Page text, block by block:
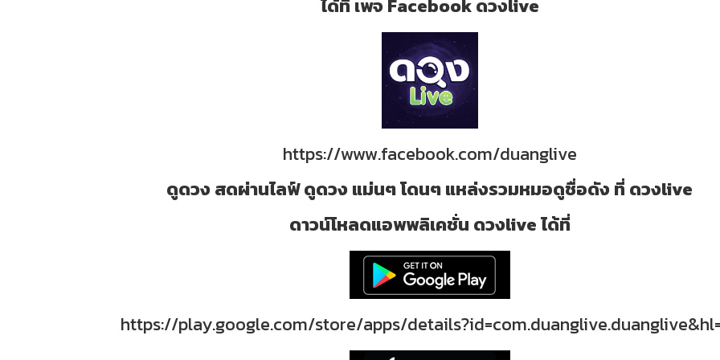
ได้ที่ เพจ Facebook ดวงlive
https://www.facebook.com/duanglive
ดูดวง สดผ่านไลฟ์ ดูดวง แม่นๆ โดนๆ แหล่งรวมหมอดูชื่อดัง ที่ ดวงlive
ดาวน์โหลดแอพพลิเคชั่น ดวงlive ได้ที่
https://play.google.com/store/apps/